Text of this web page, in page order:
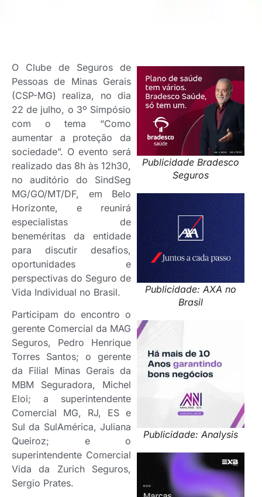
Publicidade Bradesco
Seguros
Publicidade: AXA no
Brasil
Publicidade: Analysis
O Clube de Seguros de
Pessoas de Minas Gerais
(CSP-MG) realiza, no dia
22 de julho, o 3º Simpósio
com o tema “Como
aumentar a proteção da
sociedade”. O evento será
realizado das 8h às 12h30,
no auditório do SindSeg
MG/GO/MT/DF, em Belo
Horizonte, e reunirá
especialistas de
beneméritas da entidade
para discutir desafios,
oportunidades e
perspectivas do Seguro de
Vida Individual no Brasil.
Participam do encontro o
gerente Comercial da MAG
Seguros, Pedro Henrique
Torres Santos; o gerente
da Filial Minas Gerais da
MBM Seguradora, Michel
Eloi; a superintendente
Comercial MG, RJ, ES e
Sul da SulAmérica, Juliana
Queiroz; e o
superintendente Comercial
Vida da Zurich Seguros,
Sergio Prates.